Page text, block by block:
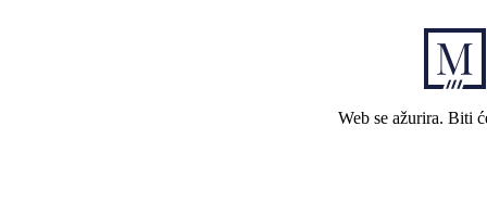
Web se ažurira. Biti